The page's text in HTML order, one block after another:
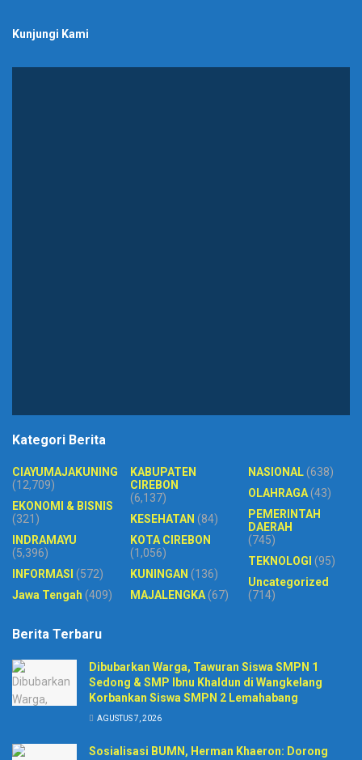
Kunjungi Kami
Kategori Berita
CIAYUMAJAKUNING
(12,709)
EKONOMI & BISNIS
(321)
INDRAMAYU
(5,396)
INFORMASI (572)
Jawa Tengah (409)
KABUPATEN
CIREBON
(6,137)
KESEHATAN (84)
KOTA CIREBON
(1,056)
KUNINGAN (136)
MAJALENGKA(67)
NASIONAL(638)
OLAHRAGA(43)
PEMERINTAH
DAERAH
(745)
TEKNOLOGI (95)
Uncategorized
(714)
Berita Terbaru
Dibubarkan Warga, Tawuran Siswa SMPN 1
Sedong & SMP Ibnu Khaldun di Wangkelang
Korbankan Siswa SMPN 2 Lemahabang
AGUSTUS 7, 2026
Sosialisasi BUMN, Herman Khaeron: Dorong